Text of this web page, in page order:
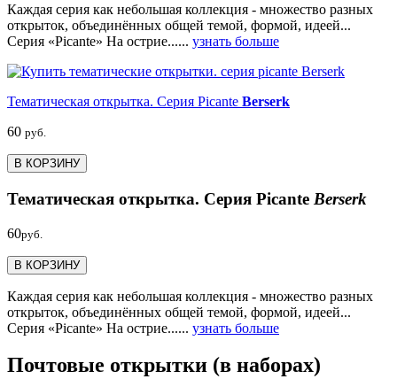
Каждая серия как небольшая коллекция - множество разных
открыток, объединённых общей темой, формой, идеей...
Серия «Picante» На острие...... узнать больше
Тематическая открытка. Серия Picante Berserk
60 руб.
В КОРЗИНУ
Тематическая открытка. Серия Picante Berserk
60руб.
В КОРЗИНУ
Каждая серия как небольшая коллекция - множество разных
открыток, объединённых общей темой, формой, идеей...
Серия «Picante» На острие...... узнать больше
Почтовые открытки (в наборах)